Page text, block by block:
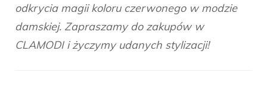
odkrycia magii koloru czerwonego w modzie
damskiej. Zapraszamy do zakupów w
CLAMODI i życzymy udanych stylizacji!